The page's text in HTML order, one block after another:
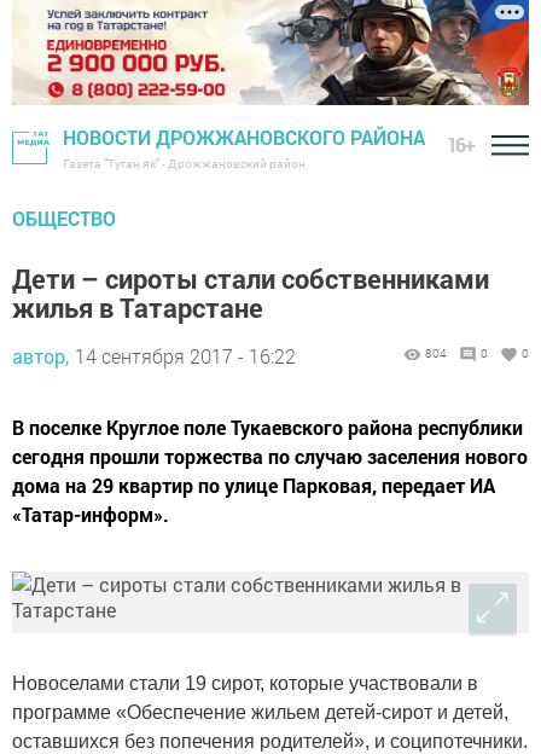
НОВОСТИ ДРОЖЖАНОВСКОГО РАЙОНА
Газета "Туган як" - Дрожжановский район
16+
ОБЩЕСТВО
Дети – сироты стали собственниками
жилья в Татарстане
автор, 14 сентября 2017 - 16:22 804 0 0
В поселке Круглое поле Тукаевского района республики
сегодня прошли торжества по случаю заселения нового
дома на 29 квартир по улице Парковая, передает ИА
«Татар-информ».
Новоселами стали 19 сирот, которые участвовали в
программе «Обеспечение жильем детей-сирот и детей,
оставшихся без попечения родителей», и соципотечники.